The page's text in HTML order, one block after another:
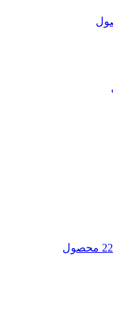
22 محصول